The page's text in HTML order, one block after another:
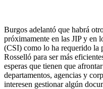
Burgos adelantó que habrá
próximamente en las JIP y en
(CSI) como lo ha requerido la
Rosselló para ser más
esperas que tienen que
departamentos, agencias y
interesen gestionar algún